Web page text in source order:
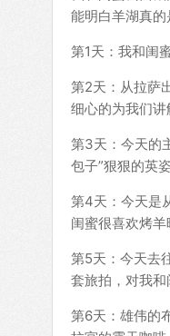
能明白羊湖真的
第1天：我和闺
第2天：从拉萨
细心的为我们讲
第3天：今天的
包子”狠狠的英
第4天：今天是
闺蜜很喜欢烤羊
第5天：今天去
套旅拍，对我
第6天：雄伟的